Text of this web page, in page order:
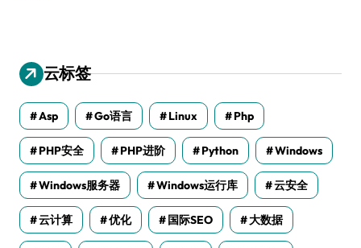
云标签
Asp Go语言 Linux Php
PHP安全 PHP进阶 Python Windows
Windows服务器 Windows运行库 云安全
云计算 优化 国际SEO 大数据